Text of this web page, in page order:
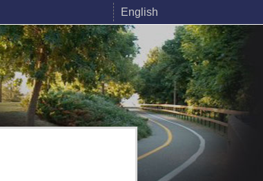
English